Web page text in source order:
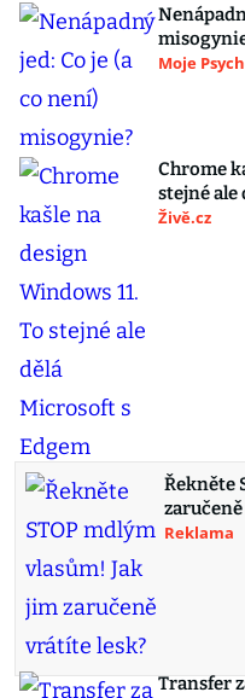
Moje
Chrome
stejné ale
Živě.cz
Řekněte
Reklama
Transfer